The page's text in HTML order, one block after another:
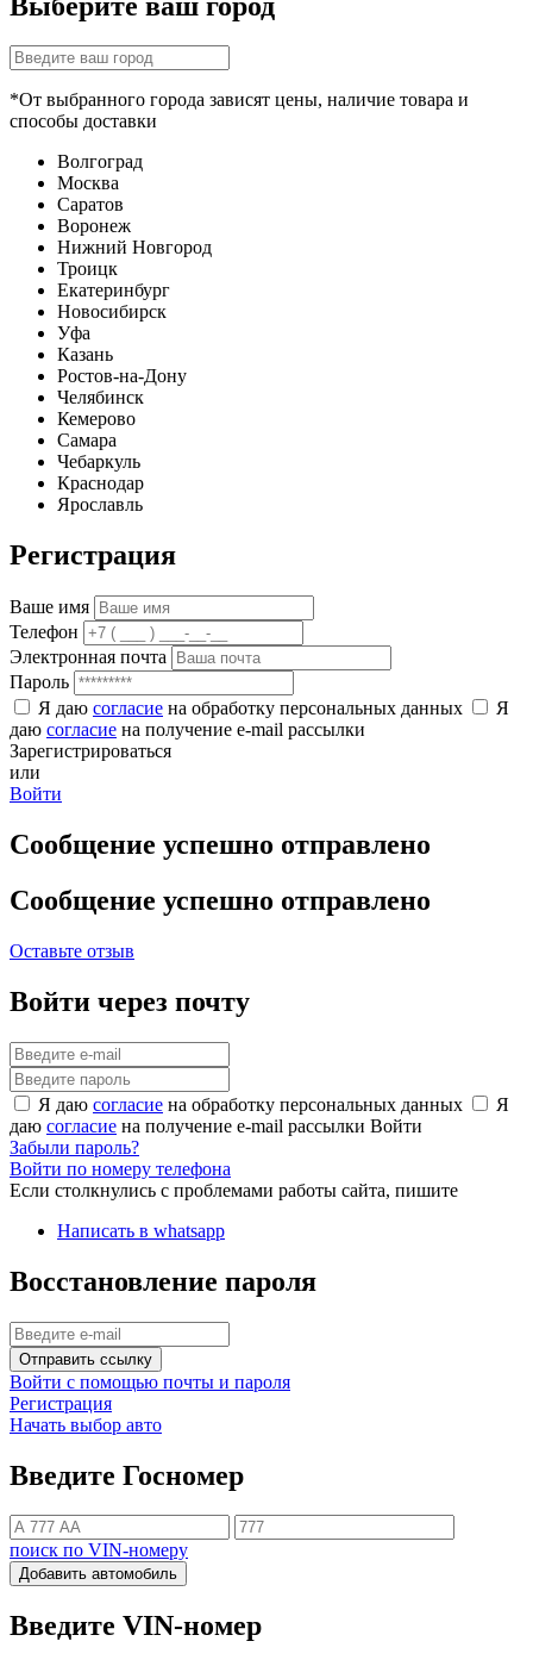
*От выбранного города зависят цены, наличие товара и
способы доставки
Волгоград
Москва
Саратов
Воронеж
Нижний Новгород
Троицк
Екатеринбург
Новосибирск
Уфа
Казань
Ростов-на-Дону
Челябинск
Кемерово
Самара
Чебаркуль
Краснодар
Ярославль
Регистрация
Ваше имя
Телефон
Электронная почта
Пароль
Я даю согласие на обработку персональных данных
Я
даю согласие на получение e-mail рассылки
Зарегистрироваться
или
Войти
Сообщение успешно отправлено
Сообщение успешно отправлено
Оставьте отзыв
Войти через почту
Я даю согласие на обработку персональных данных
Я
даю согласие на получение e-mail рассылки Войти
Забыли пароль?
Войти по номеру телефона
Если столкнулись с проблемами работы сайта, пишите
Написать в whatsapp
Восстановление пароля
Отправить ссылку
Войти с помощью почты и пароля
Регистрация
Начать выбор авто
Введите Госномер
поиск по VIN-номеру
Добавить автомобиль
Введите VIN-номер